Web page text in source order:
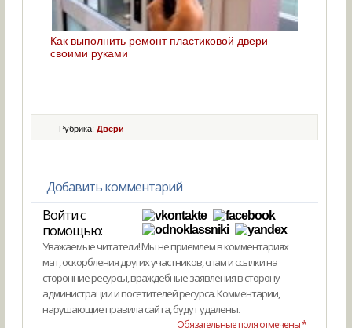
Как выполнить ремонт пластиковой двери
своими руками
Рубрика:Двери
Добавить комментарий
Войти с
помощью:
Уважаемые читатели! Мы не приемлем в комментариях
мат, оскорбления других участников, спам и ссылки на
сторонние ресурсы, враждебные заявления в сторону
администрации и посетителей ресурса. Комментарии,
нарушающие правила сайта, будут удалены.
Обязательные поля отмечены *